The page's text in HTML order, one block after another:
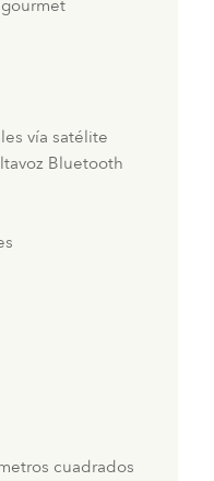
vía satélite
Bluetooth
cuadrados